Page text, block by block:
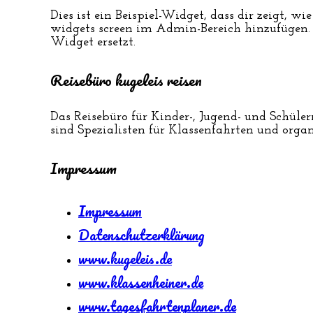
Dies ist ein Beispiel-Widget, dass dir zeigt,
widgets screen im Admin-Bereich
Widget ersetzt.
Reisebüro kugeleis reisen
Das Reisebüro für Kinder-, Jugend- und
sind Spezialisten für Klassenfahrten und
Impressum
Impressum
Datenschutzerklärung
www.kugeleis.de
www.klassenheiner.de
www.tagesfahrtenplaner.de